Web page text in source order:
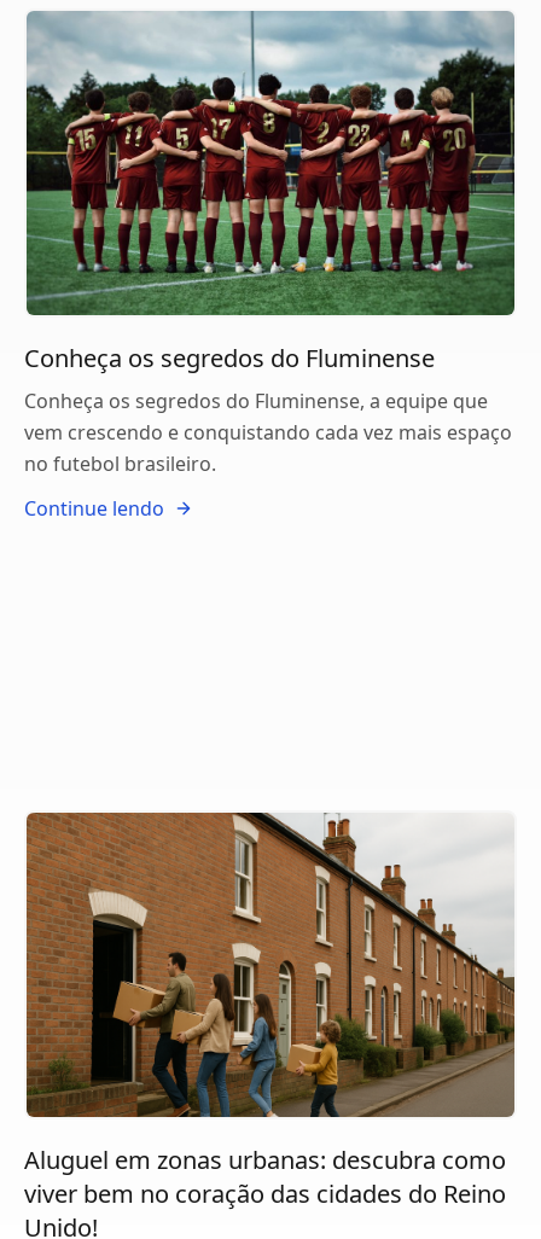
Conheça os segredos do Fluminense
Conheça os segredos do Fluminense, a equipe que
vem crescendo e conquistando cada vez mais espaço
no futebol brasileiro.
Continue lendo
Aluguel em zonas urbanas: descubra como
viver bem no coração das cidades do Reino
Unido!